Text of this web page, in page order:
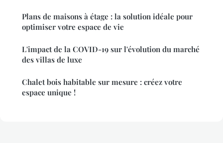
Plans de maisons à étage : la solution idéale pour
optimiser votre espace de vie
L'impact de la COVID-19 sur l'évolution du marché
des villas de luxe
Chalet bois habitable sur mesure : créez votre
espace unique !